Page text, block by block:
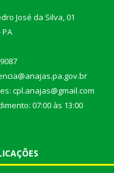
José da Silva, 01
cpl.anajas@gmail.com
07:00 às 13:00